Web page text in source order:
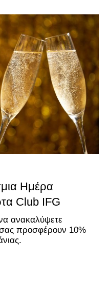
Ημέρα
Club IFG
ανακαλύψετε
σας προσφέρουν 10%